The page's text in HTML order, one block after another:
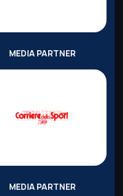
MEDIA PARTNER
MEDIA PARTNER